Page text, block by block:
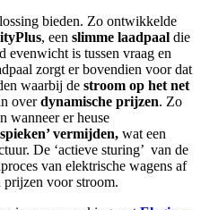
bieden. Zo ontwikkelde
, een slimme laadpaal die
evenwicht is tussen vraag en
zorgt er bovendien voor dat
waarbij de stroom op het net
overdynamische prijzen. Zo
wanneer er heuse
vermijden, wat een
De ‘actieve sturing’ van de
van elektrische wagens af
prijzen voor stroom.